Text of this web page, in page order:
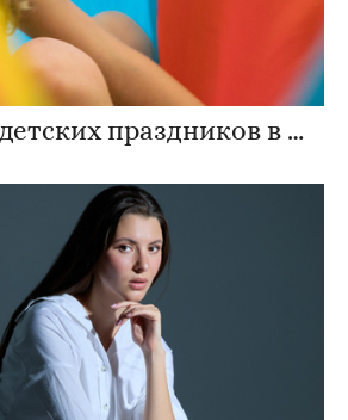
Фотосессия детских праздников в Москве